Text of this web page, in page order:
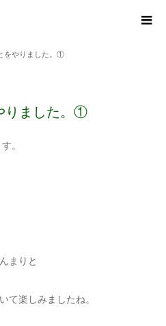
をやりました。①
りました。①
。
まりと
て楽しみましたね。